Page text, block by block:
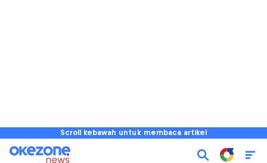
Scroll kebawah untuk membaca artikel